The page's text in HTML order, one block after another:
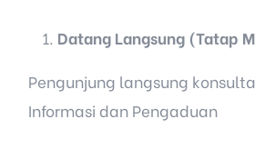
Datang Langsung (Tatap
Pengunjung langsung
Informasi dan Pengaduan